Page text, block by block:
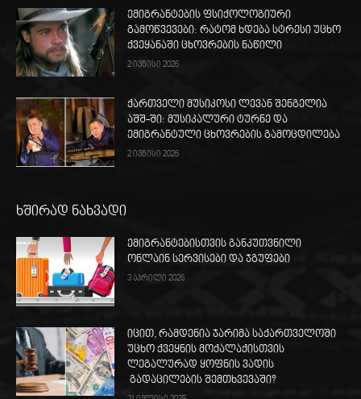
ემიგრანტების ფსიქოლოგიური
გამოწვევები: რატომ ხდება სტრესი უცხო
ქვეყანაში ცხოვრების ნაწილი
2 ივნისი 2026
ქართველი მუსიკოსი ლევან შენგელია
აშშ-ში: მუსიკალური ტურნე და
ემიგრანტული ცხოვრების გამოცდილება
2 ივნისი 2026
ხშირად ნახვადი
ემიგრანტებისთვის განკუთვნილი
ონლაინ სერვისები და ჯგუფები
3 აპრილი 2026
იცით, რამდენია ჯარიმა საქართველოში
უცხო ქვეყნის მოქალაქისთვის
ლეგალურად ყოფნის ვადის
გადაცილების შემთხვევაში?